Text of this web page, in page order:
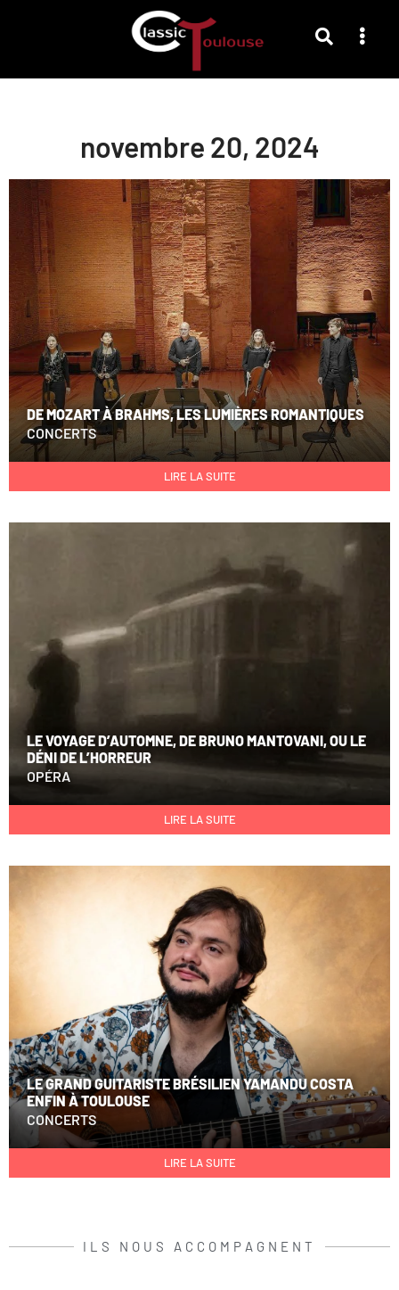
novembre 20, 2024
DE MOZART À BRAHMS, LES LUMIÈRES ROMANTIQUES
CONCERTS
LIRE LA SUITE
LE VOYAGE D’AUTOMNE, DE BRUNO MANTOVANI, OU LE
DÉNI DE L’HORREUR
OPÉRA
LIRE LA SUITE
LE GRAND GUITARISTE BRÉSILIEN YAMANDU COSTA
ENFIN À TOULOUSE
CONCERTS
LIRE LA SUITE
ILS NOUS ACCOMPAGNENT